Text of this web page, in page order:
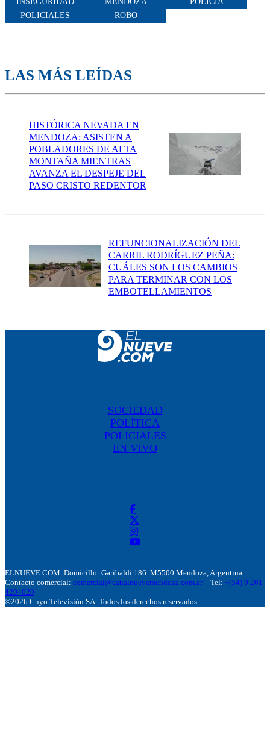
POLICIALES
ROBO
LAS MÁS LEÍDAS
HISTÓRICA NEVADA EN
MENDOZA: ASISTEN A
POBLADORES DE ALTA
MONTAÑA MIENTRAS
AVANZA EL DESPEJE DEL
PASO CRISTO REDENTOR
REFUNCIONALIZACIÓN DEL
CARRIL RODRÍGUEZ PEÑA:
CUÁLES SON LOS CAMBIOS
PARA TERMINAR CON LOS
EMBOTELLAMIENTOS
SOCIEDAD
POLÍTICA
POLICIALES
EN VIVO
ELNUEVE.COM. Domicillo: Garibaldi 186. M5500 Mendoza, Argentina.
Contacto comercial: comercial@canalnuevemendoza.com.ar – Tel: +(54) 9 261
4204020
©2026 Cuyo Televisión SA. Todos los derechos reservados